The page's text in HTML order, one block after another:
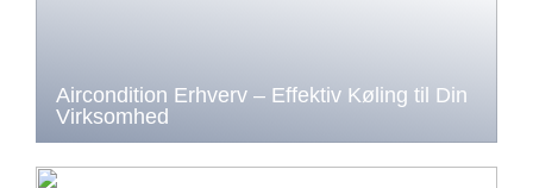
Aircondition Erhverv – Effektiv Køling til Din
Virksomhed